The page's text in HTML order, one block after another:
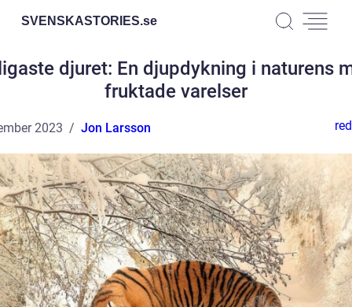
SVENSKASTORIES.se
djuret: En djupdykning i naturens
fruktade varelser
2023 Jon Larsson